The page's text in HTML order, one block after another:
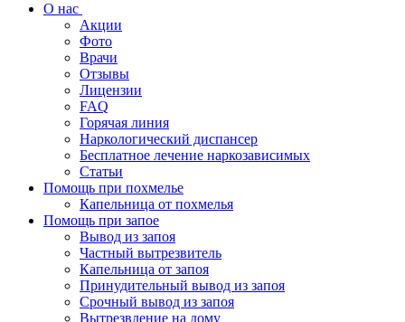
О нас
Акции
Фото
Врачи
Отзывы
Лицензии
FAQ
Горячая линия
Наркологический диспансер
Бесплатное лечение наркозависимых
Статьи
Помощь при похмелье
Капельница от похмелья
Помощь при запое
Вывод из запоя
Частный вытрезвитель
Капельница от запоя
Принудительный вывод из запоя
Срочный вывод из запоя
Вытрезвление на дому